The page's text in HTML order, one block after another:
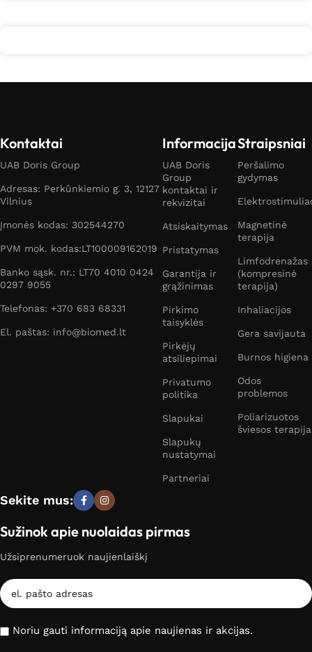
Kontaktai
UAB Doris Group
Adresas: Perkūnkiemio g. 3, 12127
Vilnius
Įmonės kodas: 302544270
PVM mok. kodas:LT100009162019
Banko sąsk. nr.: LT70 4010 0424
0297 9055
Telefonas: +370 683 68331
El. paštas: info@biomed.lt
Informacija
UAB Doris
Group
kontaktai ir
rekvizitai
Atsiskaitymas
Pristatymas
Garantija ir
grąžinimas
Pirkimo
taisyklės
Pirkėjų
atsiliepimai
Privatumo
politika
Slapukai
Slapukų
nustatymai
Partneriai
Straipsniai
Peršalimo
gydymas
Magnetinė
terapija
Limfodrenažas
(kompresinė
terapija)
Inhaliacijos
Gera savijauta
Burnos higiena
Odos
problemos
Poliarizuotos
šviesos terapija
Sekite mus:
Sužinok apie nuolaidas pirmas
Užsiprenumeruok naujienlaiškį
Noriu gauti informaciją apie naujienas ir akcijas.